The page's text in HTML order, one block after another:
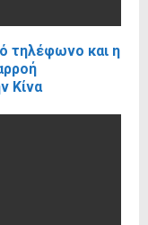
τηλέφωνο και η
Κίνα